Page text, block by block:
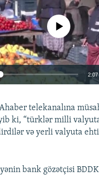
240p 360p
media source currently
2:07
telekanalına
ki, “türklər milli
və yerli valyuta
bank gözətçisi